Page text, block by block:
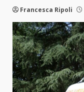
Francesca Ripoli